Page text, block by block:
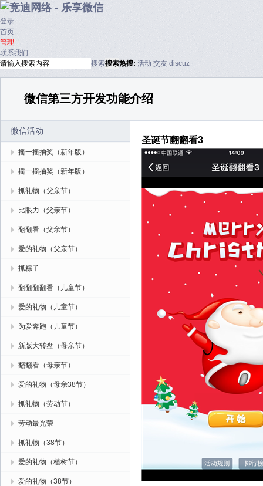
登录
首页
管理
联系我们
搜索搜索热搜: 活动 交友 discuz
微信第三方开发功能介绍
微信活动
摇一摇抽奖（新年版）
摇一摇抽奖（新年版）
抓礼物（父亲节）
比眼力（父亲节）
翻翻看（父亲节）
爱的礼物（父亲节）
抓粽子
翻翻翻翻看（儿童节）
爱的礼物（儿童节）
为爱奔跑（儿童节）
新版大转盘（母亲节）
翻翻看（母亲节）
爱的礼物（母亲38节）
抓礼物（劳动节）
劳动最光荣
抓礼物（38节）
爱的礼物（植树节）
爱的礼物（38节）
圣诞节翻翻看3